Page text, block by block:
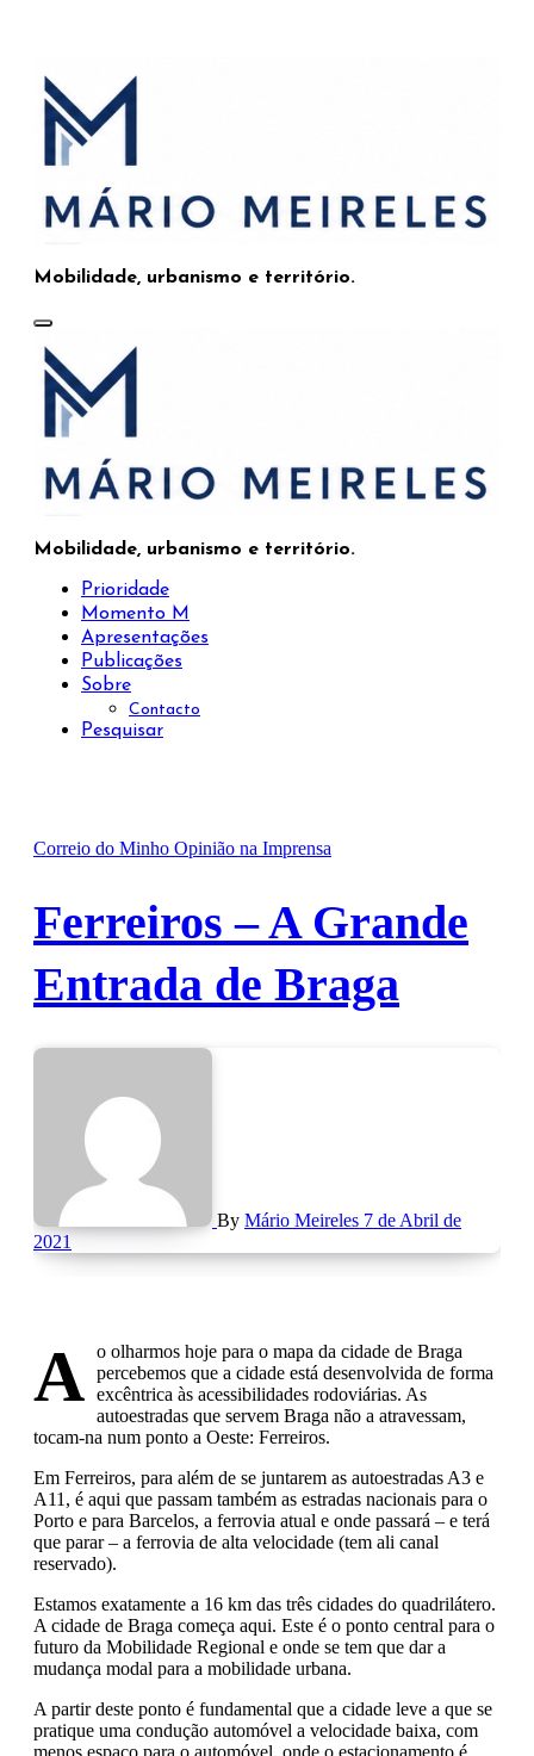
conteúdo
Mobilidade, urbanismo e território.
Mobilidade, urbanismo e território.
Prioridade
Momento M
Apresentações
Publicações
Sobre
Contacto
Pesquisar
Correio do Minho Opinião na Imprensa
Ferreiros – A Grande
Entrada de Braga
By Mário Meireles 7 de Abril de
2021
A o olharmos hoje para o mapa da cidade de Braga
percebemos que a cidade está desenvolvida de forma
excêntrica às acessibilidades rodoviárias. As
autoestradas que servem Braga não a atravessam,
tocam-na num ponto a Oeste: Ferreiros.
Em Ferreiros, para além de se juntarem as autoestradas A3 e
A11, é aqui que passam também as estradas nacionais para o
Porto e para Barcelos, a ferrovia atual e onde passará – e terá
que parar – a ferrovia de alta velocidade (tem ali canal
reservado).
Estamos exatamente a 16 km das três cidades do quadrilátero.
A cidade de Braga começa aqui. Este é o ponto central para o
futuro da Mobilidade Regional e onde se tem que dar a
mudança modal para a mobilidade urbana.
A partir deste ponto é fundamental que a cidade leve a que se
pratique uma condução automóvel a velocidade baixa, com
menos espaço para o automóvel, onde o estacionamento é